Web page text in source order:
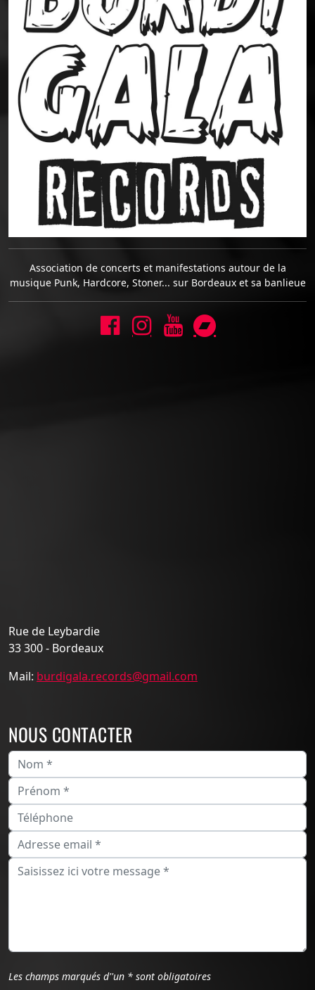
Association de concerts et manifestations autour de la
musique Punk, Hardcore, Stoner... sur Bordeaux et sa banlieue
Rue de Leybardie
33 300 - Bordeaux
Mail: burdigala.records@gmail.com
NOUS CONTACTER
Les champs marqués d''un * sont obligatoires